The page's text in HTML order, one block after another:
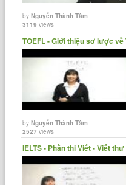
byNguyễn Thành Tâm
3119 views
TOEFL - Giới thiệu sơ lược về
byNguyễn Thành Tâm
2527 views
IELTS - Phần thi Viết - Viết thư